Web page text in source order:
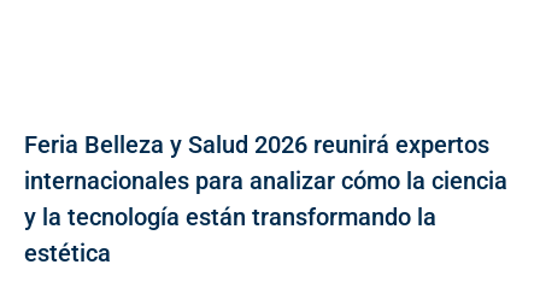
Feria Belleza y Salud 2026 reunirá expertos
internacionales para analizar cómo la ciencia
y la tecnología están transformando la
estética